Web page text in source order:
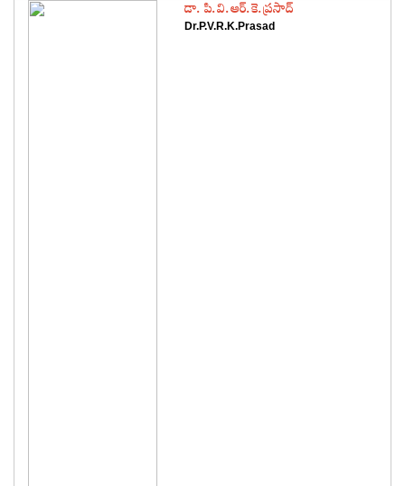
‌డా. పి.వి.ఆర్‌.కె.ప్రసాద్‌
Dr.P.V.R.K.Prasad